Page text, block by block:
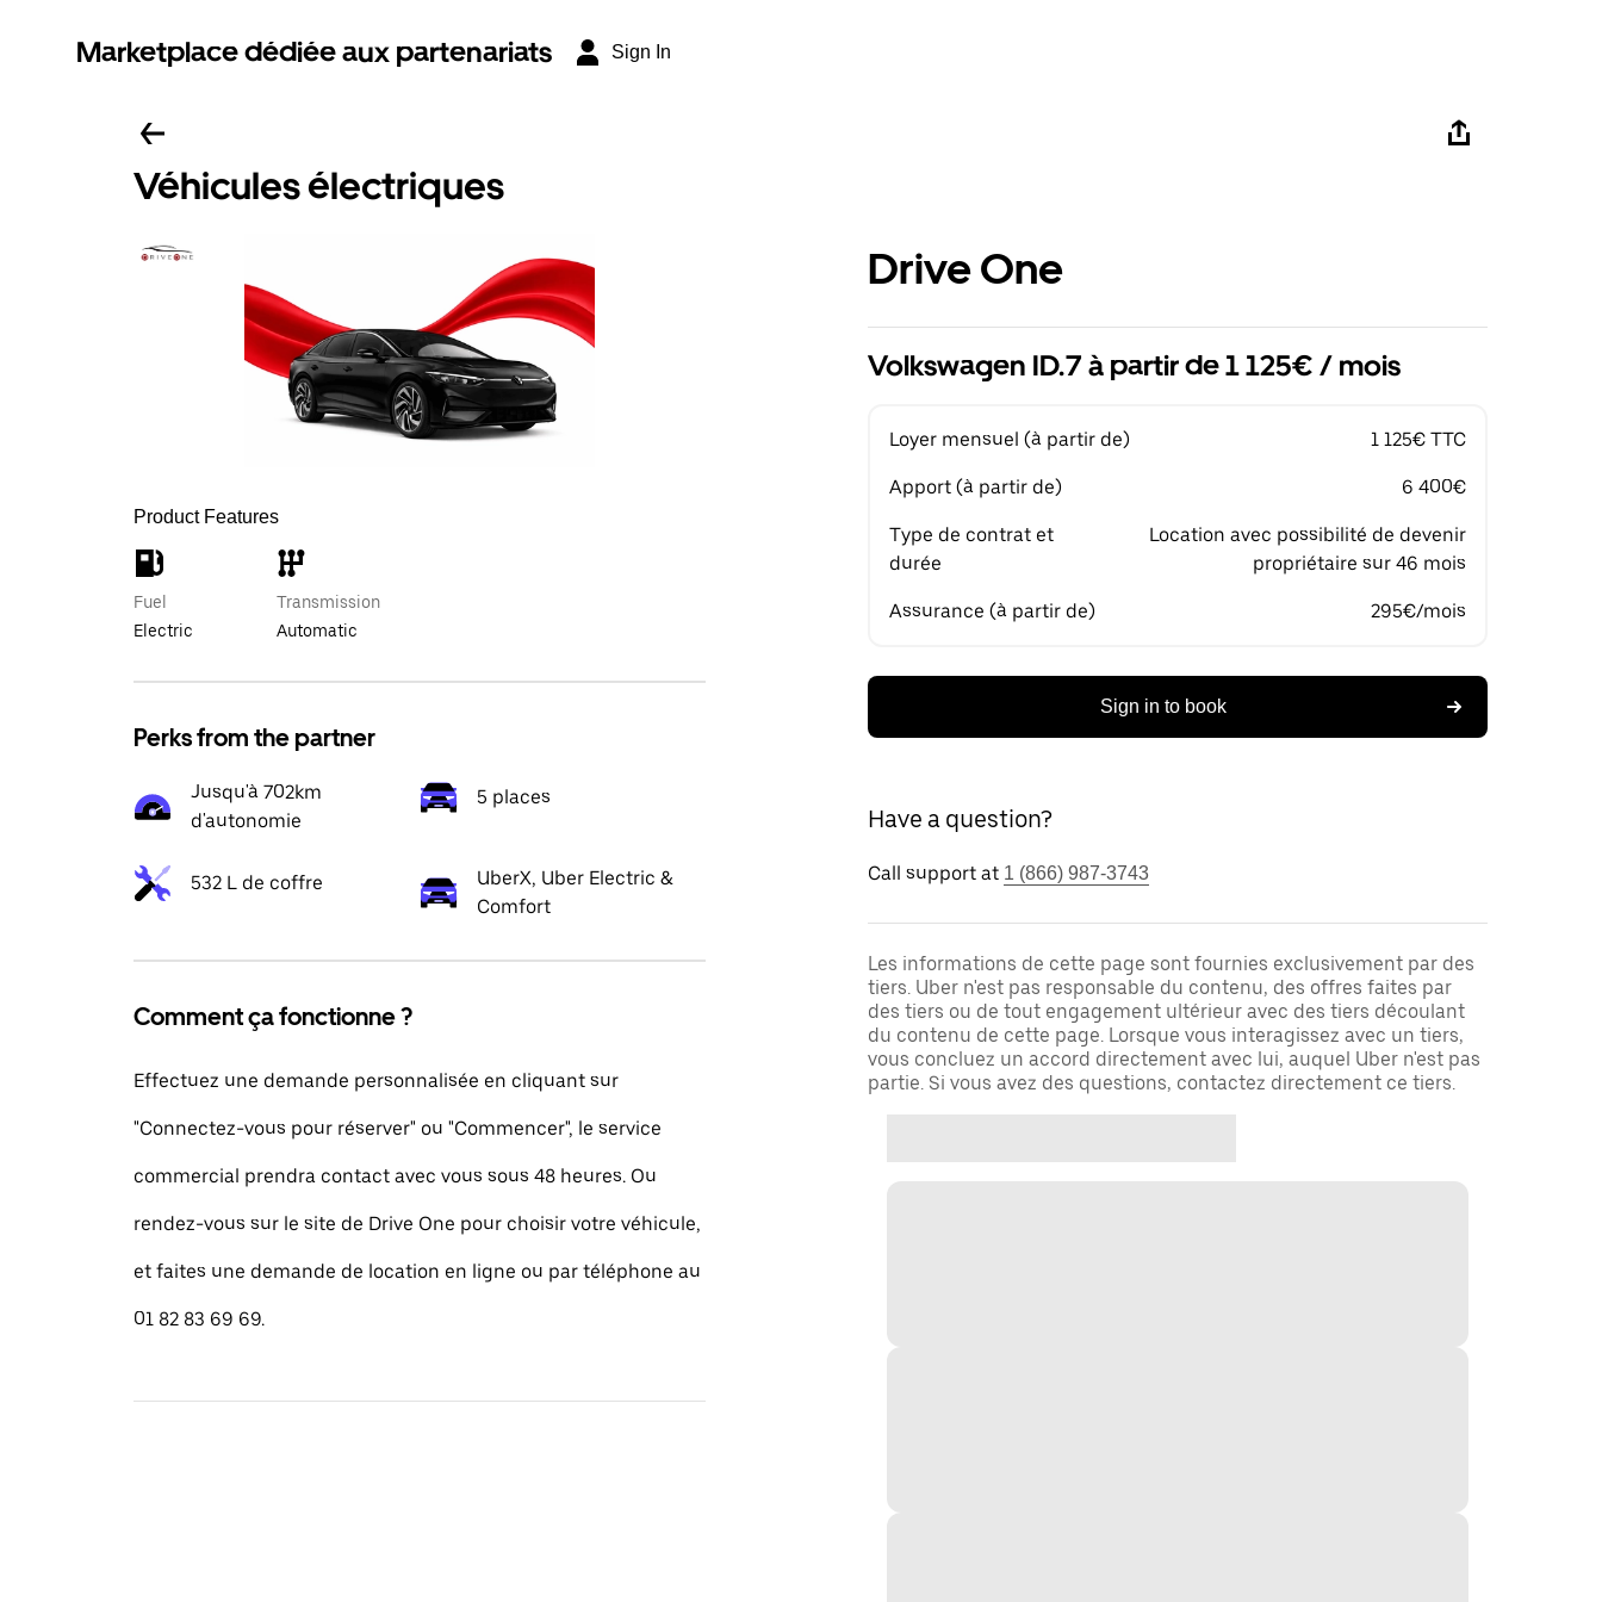
Marketplace dédiée aux partenariats Sign In
Véhicules électriques
Product Features
Fuel
Electric
Transmission
Automatic
Perks from the partner
Jusqu'à 702km
d'autonomie
5 places
532 L de coffre
UberX, Uber Electric &
Comfort
Comment ça fonctionne ?
Effectuez une demande personnalisée en cliquant sur
"Connectez-vous pour réserver" ou "Commencer", le service
commercial prendra contact avec vous sous 48 heures. Ou
rendez-vous sur le site de Drive One pour choisir votre véhicule,
et faites une demande de location en ligne ou par téléphone au
01 82 83 69 69.
Drive One
Volkswagen ID.7 à partir de 1 125€ / mois
Loyer mensuel (à partir de) 1 125€ TTC
Apport (à partir de) 6 400€
Type de contrat et
durée
Location avec possibilité de devenir
propriétaire sur 46 mois
Assurance (à partir de) 295€/mois
Sign in to book
Have a question?
Call support at 1 (866) 987-3743
Les informations de cette page sont fournies exclusivement par des
tiers. Uber n'est pas responsable du contenu, des offres faites par
des tiers ou de tout engagement ultérieur avec des tiers découlant
du contenu de cette page. Lorsque vous interagissez avec un tiers,
vous concluez un accord directement avec lui, auquel Uber n'est pas
partie. Si vous avez des questions, contactez directement ce tiers.